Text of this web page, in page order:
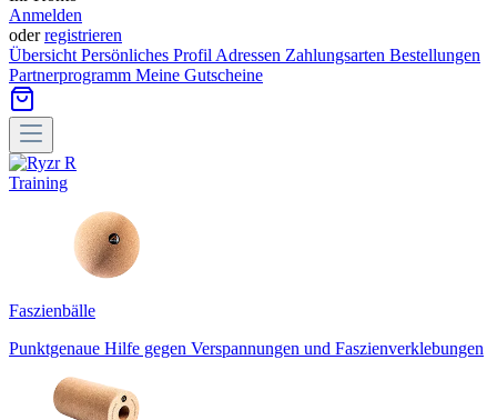
Anmelden
oderregistrieren
Übersicht Persönliches Profil Adressen Zahlungsarten Bestellungen
Partnerprogramm Meine Gutscheine
Training
Faszienbälle
Punktgenaue Hilfe gegen Verspannungen und Faszienverklebungen